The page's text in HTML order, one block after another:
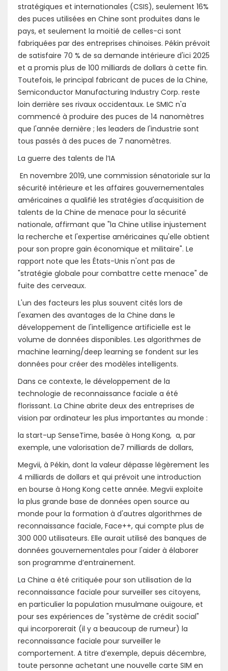
stratégiques et internationales (CSIS), seulement 16%
des puces utilisées en Chine sont produites dans le
pays, et seulement la moitié de celles-ci sont
fabriquées par des entreprises chinoises. Pékin prévoit
de satisfaire 70 % de sa demande intérieure d'ici 2025
et a promis plus de 100 milliards de dollars à cette fin.
Toutefois, le principal fabricant de puces de la Chine,
Semiconductor Manufacturing Industry Corp. reste
loin derrière ses rivaux occidentaux. Le SMIC n'a
commencé à produire des puces de 14 nanomètres
que l'année dernière ; les leaders de l'industrie sont
tous passés à des puces de 7 nanomètres.
La guerre des talents de l’IA
En novembre 2019, une commission sénatoriale sur la
sécurité intérieure et les affaires gouvernementales
américaines a qualifié les stratégies d'acquisition de
talents de la Chine de menace pour la sécurité
nationale, affirmant que "la Chine utilise injustement
la recherche et l'expertise américaines qu'elle obtient
pour son propre gain économique et militaire". Le
rapport note que les États-Unis n'ont pas de
"stratégie globale pour combattre cette menace" de
fuite des cerveaux.
L'un des facteurs les plus souvent cités lors de
l'examen des avantages de la Chine dans le
développement de l'intelligence artificielle est le
volume de données disponibles. Les algorithmes de
machine learning/deep learning se fondent sur les
données pour créer des modèles intelligents.
Dans ce contexte, le développement de la
technologie de reconnaissance faciale a été
florissant. La Chine abrite deux des entreprises de
vision par ordinateur les plus importantes au monde :
la start-up SenseTime, basée à Hong Kong, a, par
exemple, une valorisation de7 milliards de dollars,
Megvii, à Pékin, dont la valeur dépasse légèrement les
4 milliards de dollars et qui prévoit une introduction
en bourse à Hong Kong cette année. Megvii exploite
la plus grande base de données open source au
monde pour la formation à d'autres algorithmes de
reconnaissance faciale, Face++, qui compte plus de
300 000 utilisateurs. Elle aurait utilisé des banques de
données gouvernementales pour l'aider à élaborer
son programme d’entrainement.
La Chine a été critiquée pour son utilisation de la
reconnaissance faciale pour surveiller ses citoyens,
en particulier la population musulmane ouïgoure, et
pour ses expériences de "système de crédit social"
qui incorporerait (il y a beaucoup de rumeur) la
reconnaissance faciale pour surveiller le
comportement. A titre d’exemple, depuis décembre,
toute personne achetant une nouvelle carte SIM en